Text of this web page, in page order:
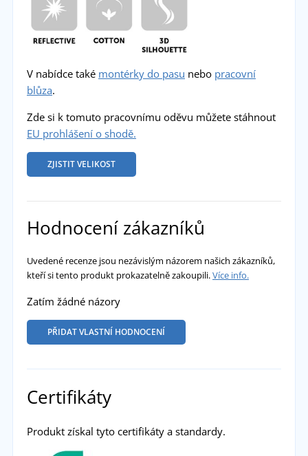
V nabídce také montérky do pasu nebo pracovní
blůza.
Zde si k tomuto pracovnímu oděvu můžete stáhnout
EU prohlášení o shodě.
ZJISTIT VELIKOST
Hodnocení zákazníků
Uvedené recenze jsou nezávislým názorem našich zákazníků,
kteří si tento produkt prokazatelně zakoupili.Více info.
Zatím žádné názory
PŘIDAT VLASTNÍ HODNOCENÍ
Certifikáty
Produkt získal tyto certifikáty a standardy.